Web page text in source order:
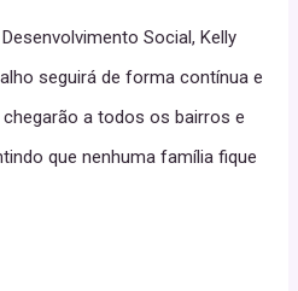
Social, Kelly
seguirá de forma contínua e
a todos os bairros e
que nenhuma família fique